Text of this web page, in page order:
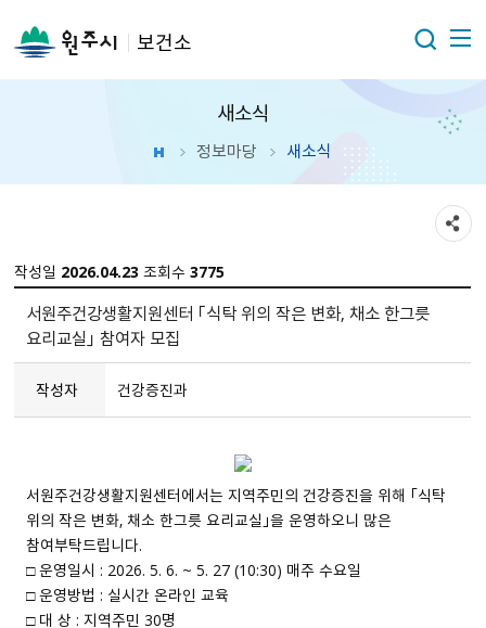
보건소
새소식
정보마당 새소식
작성일 2026.04.23 조회수3775
서원주건강생활지원센터 「식탁 위의 작은 변화, 채소 한그릇
요리교실」 참여자 모집
작성자 건강증진과
서원주건강생활지원센터에서는 지역주민의 건강증진을 위해 「식탁
위의 작은 변화, 채소 한그릇 요리교실」을 운영하오니 많은
참여부탁드립니다.
□ 운영일시 : 2026. 5. 6. ~ 5. 27 (10:30) 매주 수요일
□ 운영방법 : 실시간 온라인 교육
□ 대 상 : 지역주민 30명